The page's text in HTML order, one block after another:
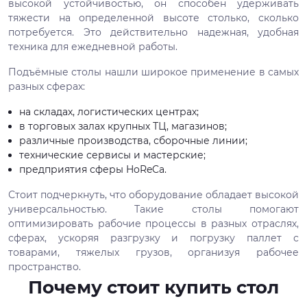
высокой устойчивостью, он способен удерживать
тяжести на определенной высоте столько, сколько
потребуется. Это действительно надежная, удобная
техника для ежедневной работы.
Подъёмные столы нашли широкое применение в самых
разных сферах:
на складах, логистических центрах;
в торговых залах крупных ТЦ, магазинов;
различные производства, сборочные линии;
технические сервисы и мастерские;
предприятия сферы HoReCa.
Стоит подчеркнуть, что оборудование обладает высокой
универсальностью. Такие столы помогают
оптимизировать рабочие процессы в разных отраслях,
сферах, ускоряя разгрузку и погрузку паллет с
товарами, тяжелых грузов, организуя рабочее
пространство.
Почему стоит купить стол